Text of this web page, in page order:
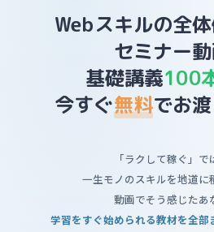
Webスキルの全
セミナー
基礎講義100
今すぐ無料でお渡
「ラクして稼ぐ」で
一生モノのスキルを地道に
動画でそう感じたあ
学習をすぐ始められる教材を全部